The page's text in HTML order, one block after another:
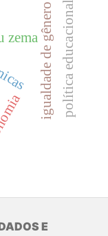
zemaigualdade de gêneropolítica educacional
E